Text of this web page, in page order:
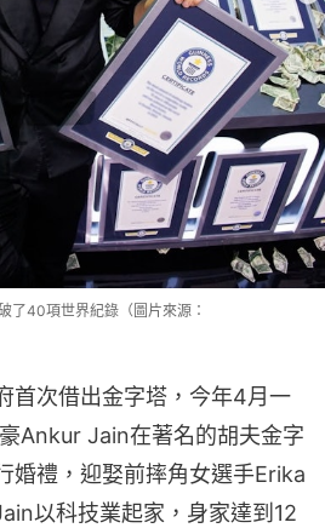
了40項世界紀錄（圖片來源：
首次借出金字塔，今年4月一
Ankur Jain在著名的胡夫金字
婚禮，迎娶前摔角女選手Erika
以科技業起家，身家達到12